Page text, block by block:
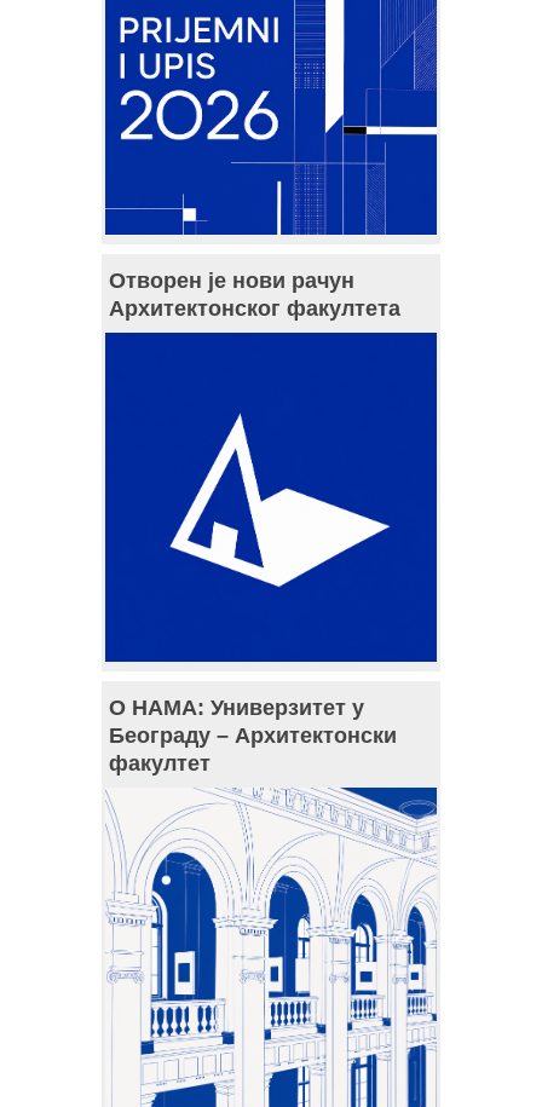
Отворен је нови рачун
Архитектонског факултета
О НАМА: Универзитет у
Београду – Архитектонски
факултет